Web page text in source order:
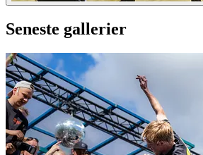
Seneste gallerier